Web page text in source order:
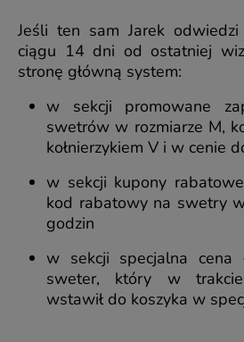
Jeśli ten sam Jarek
ciągu 14 dni od ostatniej
stronę główną system:
w sekcji promowane
swetrów w rozmiarze M,
kołnierzykiem V i w cenie
w sekcji kupony
kod rabatowy na swetry
godzin
w sekcji specjalna cena
sweter, który w
wstawił do koszyka w